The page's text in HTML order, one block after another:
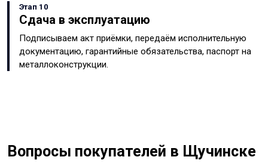
Этап 10
Сдача в эксплуатацию
Подписываем акт приёмки, передаём исполнительную
документацию, гарантийные обязательства, паспорт на
металлоконструкции.
Вопросы покупателей в Щучинске